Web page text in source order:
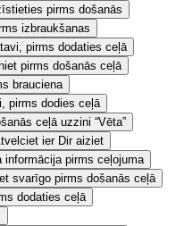
pirms došanās
izbraukšanas
pirms dodaties ceļā
pirms došanās ceļā
brauciena
pirms dodies ceļā
ceļā uzzini “Vēta”
ier Dir aiziet
informācija pirms ceļojuma
svarīgo pirms došanās ceļā
dodaties ceļā